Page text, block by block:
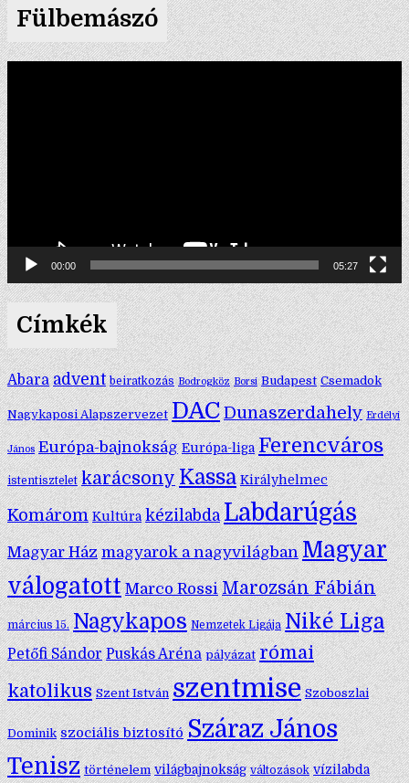
Fülbemászó
Videólejátszó
00:00 05:27
Címkék
Abara advent beiratkozás Bodrogköz Borsi Budapest Csemadok
Nagykaposi Alapszervezet DACDunaszerdahely Erdélyi
János Európa-bajnokság Európa-liga Ferencváros
istentisztelet karácsonyKassa Királyhelmec
Komárom Kultúra kézilabda Labdarúgás
Magyar Ház magyarok a nagyvilágban Magyar
válogatott Marco Rossi Marozsán Fábián
március 15. Nagykapos Nemzetek Ligája Niké Liga
Petőfi Sándor Puskás Aréna pályázat római
katolikus Szent István szentmise Szoboszlai
Dominik szociális biztosító Száraz János
Tenisz történelem világbajnokság változások vízilabda